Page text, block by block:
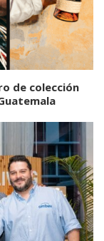
de colección